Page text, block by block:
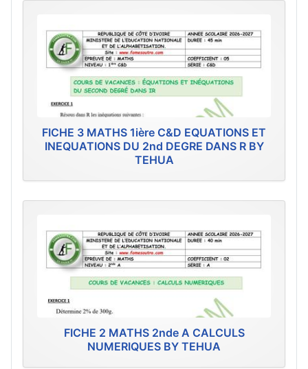
FICHE 3 MATHS 1ière C&D EQUATIONS ET
INEQUATIONS DU 2nd DEGRE DANS R BY
TEHUA
FICHE 2 MATHS 2nde A CALCULS
NUMERIQUES BY TEHUA